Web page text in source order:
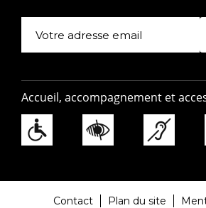
Accueil, accompagnement et
Contact Plan du site